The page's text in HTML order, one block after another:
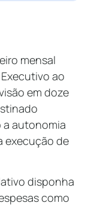
mensal
ao
em doze
autonomia
execução de
disponha
como